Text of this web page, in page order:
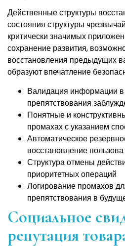
Действенные структуры
состояния структуры
критически значимых
сохранение развития,
восстановления предыдущих
образуют впечатление
Валидация информации
препятствования
Понятные и
промахах с указанием
Автоматическое
восстановление
Структура отмены
приоритетных операций
Логирование промахов
препятствования в
Социальное
репутация